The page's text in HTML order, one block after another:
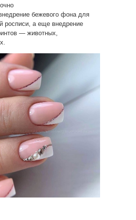
бежевого фона для
росписи, а еще внедрение
— животных,